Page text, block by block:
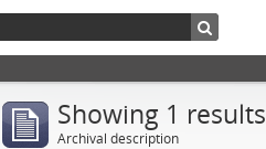
Showing 1 results
Archival description